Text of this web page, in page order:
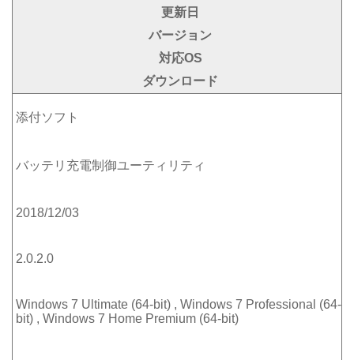
更新日
バージョン
対応OS
ダウンロード
添付ソフト
バッテリ充電制御ユーティリティ
2018/12/03
2.0.2.0
Windows 7 Ultimate (64-bit) , Windows 7 Professional (64-
bit) , Windows 7 Home Premium (64-bit)